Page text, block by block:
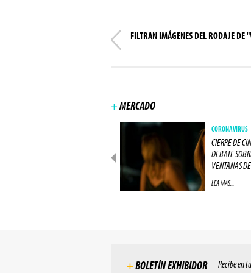
FILTRAN IMÁGENES DEL RODAJE DE
+MERCADO
CORONAVIRUS
CIERRE DE
DEBATE
VENTANAS
LEA MAS...
+ BOLETÍN EXHIBIDOR Recibe en